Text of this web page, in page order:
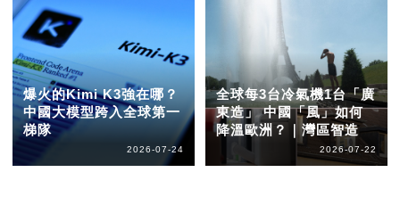
爆火的Kimi K3強在哪？
中國大模型跨入全球第一
梯隊
2026-07-24
全球每3台冷氣機1台「廣
東造」 中國「風」如何
降溫歐洲？｜灣區智造
2026-07-22